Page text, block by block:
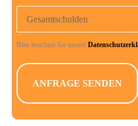
Gesamtschulden
Bitte beachten Sie unsere